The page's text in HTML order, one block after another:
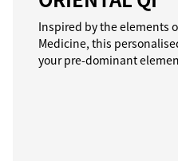
Inspired by the elements
Medicine, this
your pre-dominant